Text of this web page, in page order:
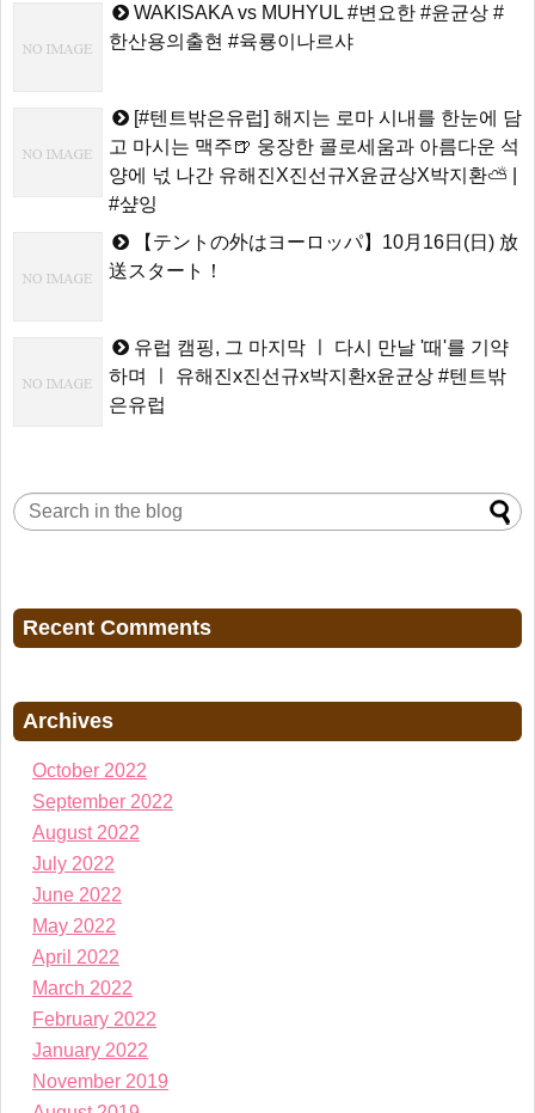
WAKISAKA vs MUHYUL #변요한 #윤균상 #
한산용의출현 #육룡이나르샤
[#텐트밖은유럽] 해지는 로마 시내를 한눈에 담
고 마시는 맥주🍺 웅장한 콜로세움과 아름다운 석
양에 넋 나간 유해진X진선규X윤균상X박지환⛅ |
#샾잉
【テントの外はヨーロッパ】10月16日(日) 放
送スタート！
유럽 캠핑, 그 마지막 ㅣ 다시 만날 '때'를 기약
하며 ㅣ 유해진x진선규x박지환x윤균상 #텐트밖
은유럽
Recent Comments
Archives
October 2022
September 2022
August 2022
July 2022
June 2022
May 2022
April 2022
March 2022
February 2022
January 2022
November 2019